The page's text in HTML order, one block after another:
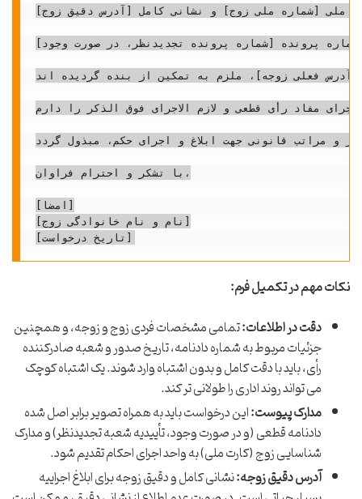
ملی [شماره ملی زوج] و نشانی کامل [آدرس دقیق زوج]،
پرونده [شماره پرونده تجدیدنظر، در صورت وجود]،
فعلی زوجه]، ملزم به تمکین از بنده گردیده اند،
مفاد رأی قطعی و لازم الاجرای فوق الذکر را دارم.
و مراتب قانونی جهت ابلاغ و اجرای حکم، مبذول گردد.
با تشکر و احترام فراوان،
[امضا]
[نام و نام خانوادگی زوج]
نکات مهم در تکمیل فرم:
دقت در اطلاعات:تمامی مشخصات فردی زوج و زوجه، و همچنین
جزئیات مربوط به شماره دادنامه، تاریخ صدور و شعبه صادرکننده
رأی، باید با دقت کامل و بدون اشتباه وارد شوند. یک اشتباه کوچک
می تواند روند اداری را طولانی تر کند.
مدارک پیوست:این درخواست باید به همراه تصویر برابر اصل شده
دادنامه قطعی (و در صورت وجود، تأییدیه شعبه تجدیدنظر) و مدارک
شناسایی زوج (کارت ملی) به واحد اجرای احکام تقدیم شود.
آدرس دقیق زوجه:نشانی کامل و دقیق زوجه برای ابلاغ اجراییه